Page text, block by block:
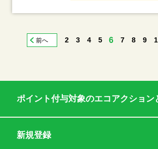
前へ 2 3 4 5 6 7 8 9
ポイント付与対象のエコアクション
新規登録